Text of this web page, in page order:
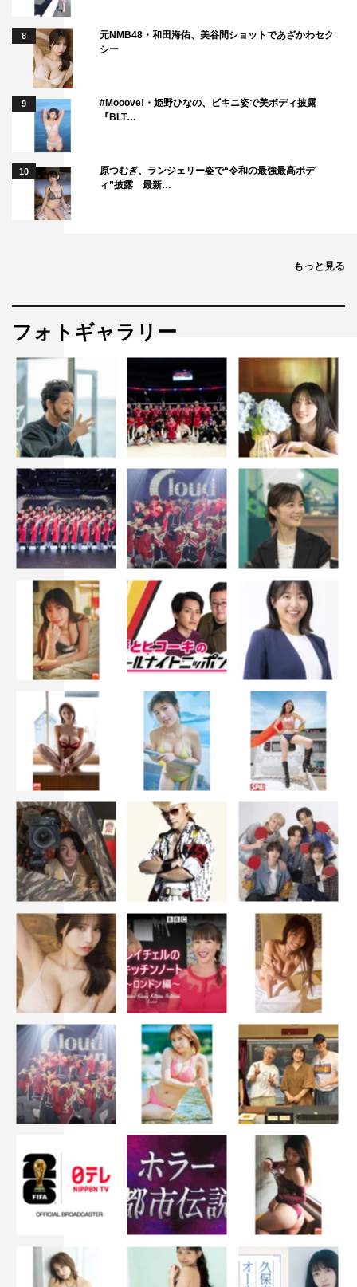
8
元NMB48・和田海佑、美谷間ショットであざかわセク
シー
9
#Mooove!・姫野ひなの、ビキニ姿で美ボディ披露
『BLT…
10
原つむぎ、ランジェリー姿で“令和の最強最高ボデ
ィ”披露 最新…
もっと見る
フォトギャラリー